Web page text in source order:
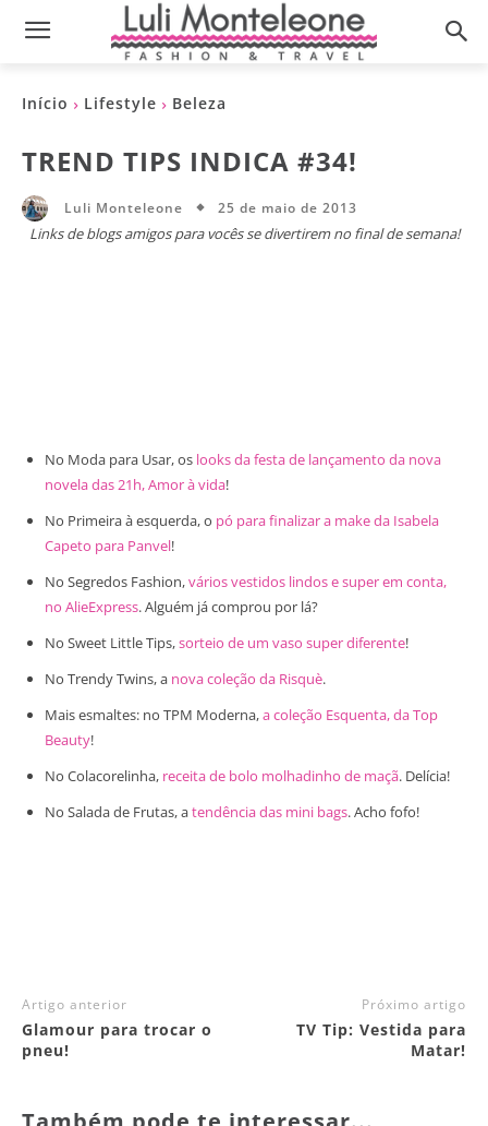
Início Lifestyle Beleza
TREND TIPS INDICA #34!
Luli Monteleone 25 de maio de 2013
Links de blogs amigos para vocês se divertirem no final de semana!
No Moda para Usar, os looks da festa de lançamento da nova
novela das 21h, Amor à vida!
No Primeira à esquerda, o pó para finalizar a make da Isabela
Capeto para Panvel!
No Segredos Fashion,vários vestidos lindos e super em conta,
no AlieExpress. Alguém já comprou por lá?
No Sweet Little Tips,sorteio de um vaso super diferente!
No Trendy Twins, a nova coleção da Risquè.
Mais esmaltes: no TPM Moderna,a coleção Esquenta, da Top
Beauty!
No Colacorelinha, receita de bolo molhadinho de maçã. Delícia!
No Salada de Frutas, atendência das mini bags. Acho fofo!
Artigo anterior
Glamour para trocar o
pneu!
Próximo artigo
TV Tip: Vestida para
Matar!